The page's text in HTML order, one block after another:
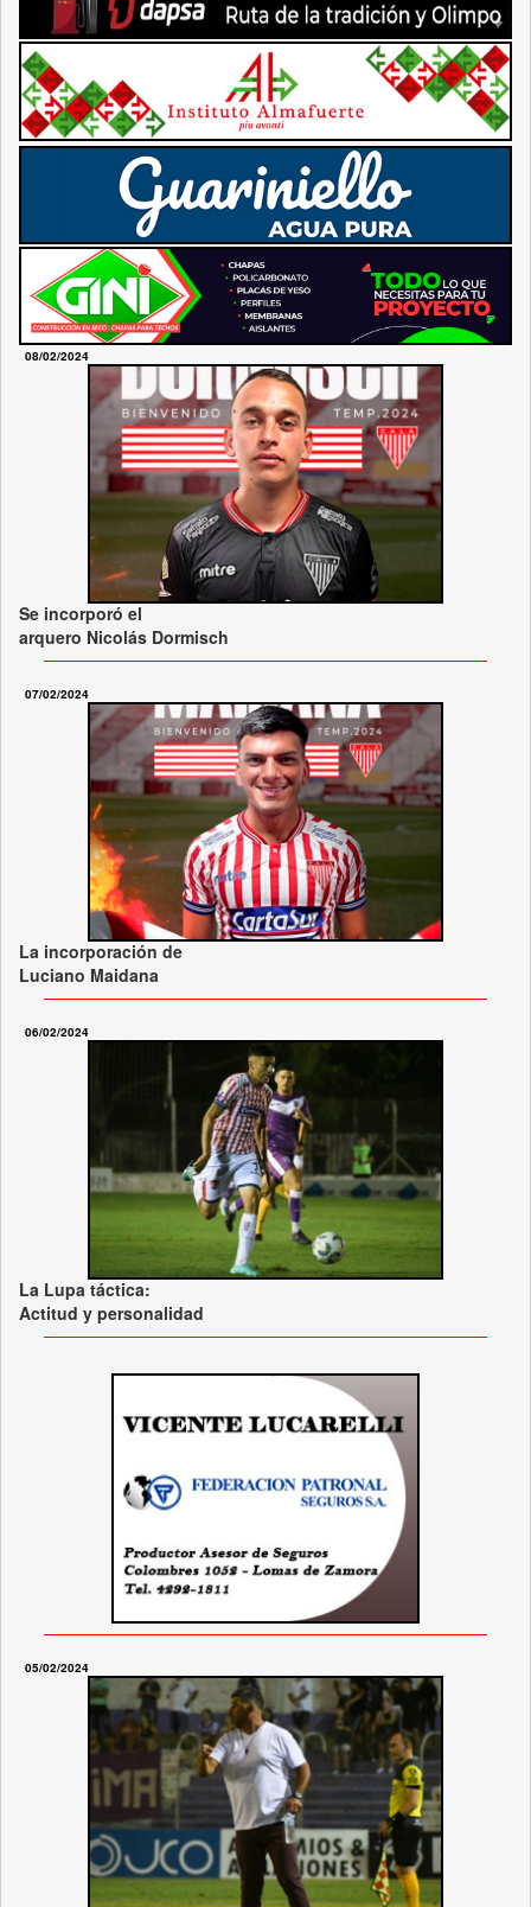
08/02/2024
Se incorporó el
arquero Nicolás Dormisch
07/02/2024
La incorporación de
Luciano Maidana
06/02/2024
La Lupa táctica:
Actitud y personalidad
05/02/2024